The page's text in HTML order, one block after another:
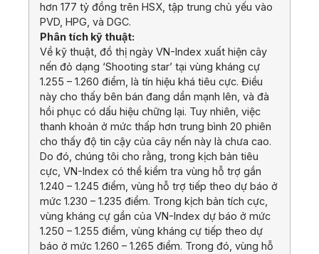
hơn 177 tỷ đồng trên HSX, tập trung chủ yếu vào
PVD, HPG, và DGC.
Phân tích kỹ thuật:
Về kỹ thuật, đồ thị ngày VN-Index xuất hiện cây
nến đỏ dạng ‘Shooting star’ tại vùng kháng cự
1.255 – 1.260 điểm, là tín hiệu khá tiêu cực. Điều
này cho thấy bên bán đang dần mạnh lên, và đà
hồi phục có dấu hiệu chững lại. Tuy nhiên, việc
thanh khoản ở mức thấp hơn trung bình 20 phiên
cho thấy độ tin cậy của cây nến này là chưa cao.
Do đó, chúng tôi cho rằng, trong kịch bản tiêu
cực, VN-Index có thể kiểm tra vùng hỗ trợ gần
1.240 – 1.245 điểm, vùng hỗ trợ tiếp theo dự báo ở
mức 1.230 – 1.235 điểm. Trong kịch bản tích cực,
vùng kháng cự gần của VN-Index dự báo ở mức
1.250 – 1.255 điểm, vùng kháng cự tiếp theo dự
báo ở mức 1.260 – 1.265 điểm. Trong đó, vùng hỗ